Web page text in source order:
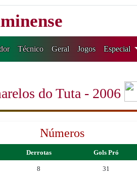
Técnico Geral Jogos Especial
do Tuta - 2006
Números
Derrotas Gols Pró
8 31